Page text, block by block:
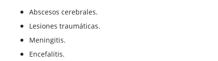
Abscesos cerebrales.
Lesiones traumáticas.
Meningitis.
Encefalitis.